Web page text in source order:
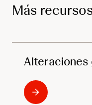
Más recursos
Alteraciones